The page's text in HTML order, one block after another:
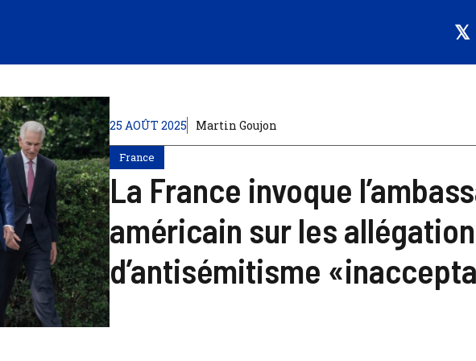
𝕏
25 AOÛT 2025 Martin Goujon
France
La France invoque
américain sur les
d’antisémitisme